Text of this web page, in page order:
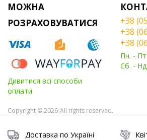
МОЖНА
РОЗРАХОВУВАТИСЯ
Дивитися всі способи
оплати
+38
+38
+38
Пн. -
Сб. -
Copyright © 2026-All rights reserved.
Доставка по Україні